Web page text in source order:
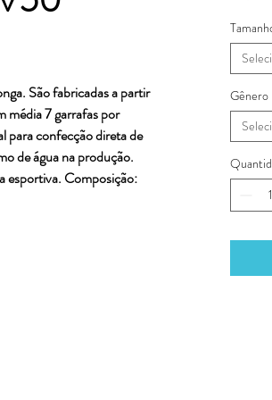
São fabricadas a partir
média 7 garrafas por
para confecção direta de
de água na produção.
esportiva. Composição:
Gênero